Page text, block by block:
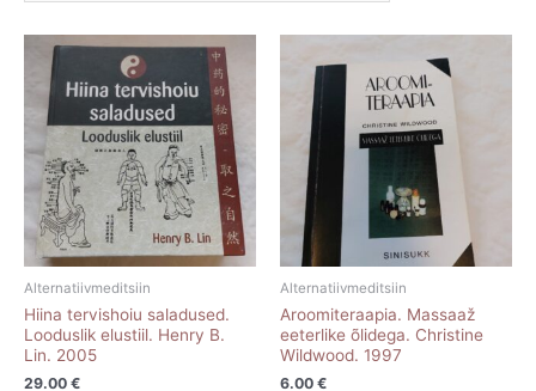
Alternatiivmeditsiin
Hiina tervishoiu saladused.
Looduslik elustiil. Henry B.
Lin. 2005
29.00 €
Alternatiivmeditsiin
Aroomiteraapia. Massaaž
eeterlike õlidega. Christine
Wildwood. 1997
6.00 €